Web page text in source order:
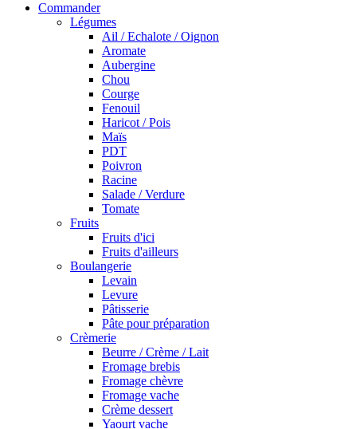
Commander
Légumes
Ail / Echalote / Oignon
Aromate
Aubergine
Chou
Courge
Fenouil
Haricot / Pois
Maïs
PDT
Poivron
Racine
Salade / Verdure
Tomate
Fruits
Fruits d'ici
Fruits d'ailleurs
Boulangerie
Levain
Levure
Pâtisserie
Pâte pour préparation
Crèmerie
Beurre / Crème / Lait
Fromage brebis
Fromage chèvre
Fromage vache
Crème dessert
Yaourt vache